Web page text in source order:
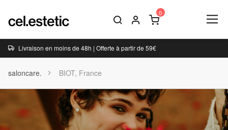
Livraison en moins de 48h | Offerte à partir de 59€
saloncare. BIOT, France